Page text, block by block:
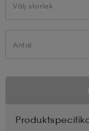
Välj storlek
Välj storlek
Antal